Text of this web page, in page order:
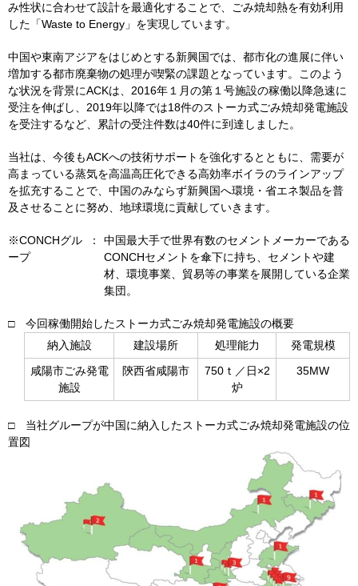
み性状に合わせて設計を最適化することで、ごみ焼却熱を有効利用
した「Waste to Energy」を実現しています。
中国や東南アジアをはじめとする新興国では、都市化の進展に伴い
増加する都市廃棄物の処理が喫緊の課題となっています。このよう
な状況を背景にACKは、 2016年１月の第１号施設の稼働以降急速に
受注を伸ばし、 2019年以降では18件のストーカ式ごみ焼却発電施設
を受注するなど、累計の受注件数は40件に到達しました。
当社は、今後もACKへの技術サポートを強化するとともに、需要が
高まっている蒸気を高温高圧化できる高効率ボイラのラインアップ
を拡充することで、中国のみならず新興国へ環境・省エネ製品を普
及させることに努め、地球環境に貢献していきます。
※CONCHグル
ープ
：
中国最大手で世界有数のセメントメーカーである
CONCHセメントを傘下に持ち、セメントや建
材、環境事業、貿易等の事業を展開している企業
集団。
□ 今回稼働開始したストーカ式ごみ焼却発電施設の概要
納入施設
建設場所 処理能力
発電規模
咸陽市ごみ発電
施設
陝西省咸陽市 750ｔ／日×2
炉
35MW
□ 当社グループが中国に納入したストーカ式ごみ焼却発電施設の位
置図